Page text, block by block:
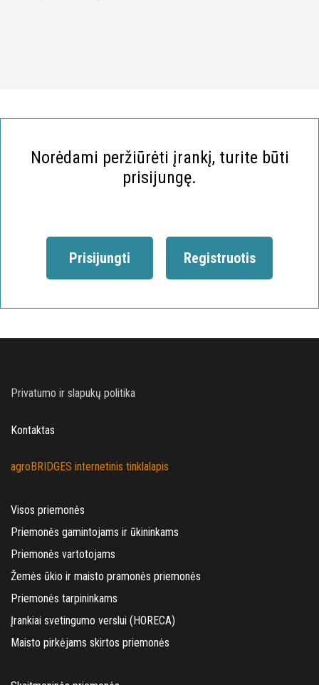
Norėdami peržiūrėti įrankį, turite būti
prisijungę.
Prisijungti Registruotis
Privatumo ir slapukų politika
Kontaktas
agroBRIDGES internetinis tinklalapis
Visos priemonės
Priemonės gamintojams ir ūkininkams
Priemonės vartotojams
Žemės ūkio ir maisto pramonės priemonės
Priemonės tarpininkams
Įrankiai svetingumo verslui (HORECA)
Maisto pirkėjams skirtos priemonės